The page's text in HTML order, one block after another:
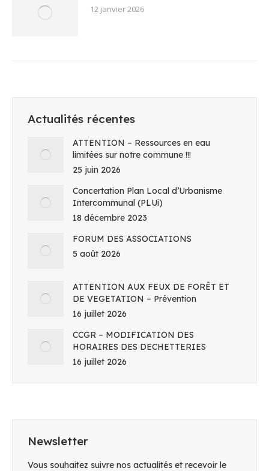
12 janvier 2026
Actualités récentes
ATTENTION – Ressources en eau
limitées sur notre commune !!!
25 juin 2026
Concertation Plan Local d’Urbanisme
Intercommunal (PLUi)
18 décembre 2023
FORUM DES ASSOCIATIONS
5 août 2026
ATTENTION AUX FEUX DE FORÊT ET
DE VEGETATION – Prévention
16 juillet 2026
CCGR – MODIFICATION DES
HORAIRES DES DECHETTERIES
16 juillet 2026
Newsletter
Vous souhaitez suivre nos actualités et recevoir le